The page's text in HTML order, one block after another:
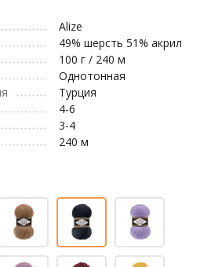
Alize
49% шерсть 51% акрил
100 г / 240 м
Однотонная
Турция
4-6
3-4
240 м